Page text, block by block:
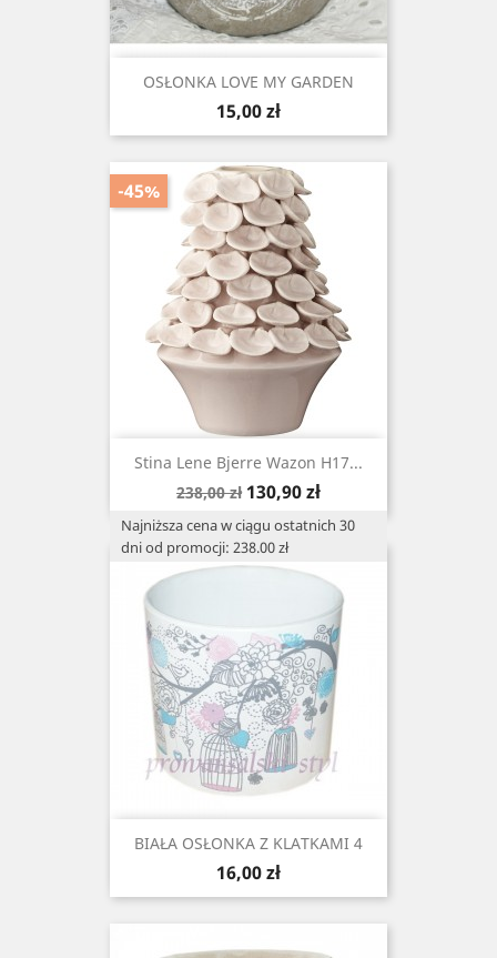
OSŁONKA LOVE MY GARDEN
Cena
15,00 zł
Stina Lene Bjerre Wazon H17...
Cena
238,00 zł Cena
130,90 zł
Najniższa cena w ciągu ostatnich 30
dni od promocji: 238.00 zł
-45%
BIAŁA OSŁONKA Z KLATKAMI 4
Cena
16,00 zł